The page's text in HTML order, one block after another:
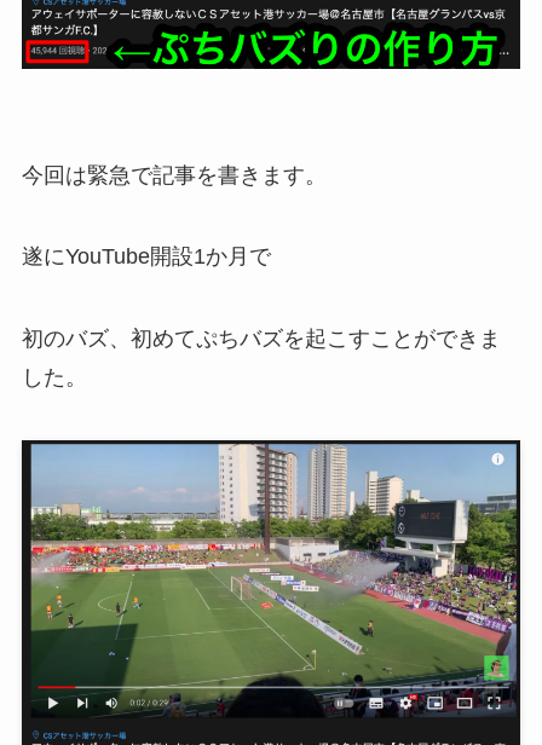
今回は緊急で記事を書きます。
遂にYouTube開設1か月で
初のバズ、初めてぷちバズを起こすことができま
した。